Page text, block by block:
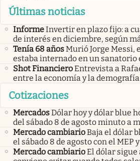
Últimas noticias
InformeInvertir en plazo fijo: a
de interés en diciembre, según
Tenía 68 añosMurió Jorge Messi,
estaba internado en un sanatorio
Shot FinancieroEntrevista a
entre la economía y la demografía
Cotizaciones
MercadosDólar hoy y dólar blue
del sábado 8 de agosto minuto a
Mercado cambiarioBaja el dólar
el sábado 8 de agosto con el MEP
Mercado cambiarioEl dólar sigue